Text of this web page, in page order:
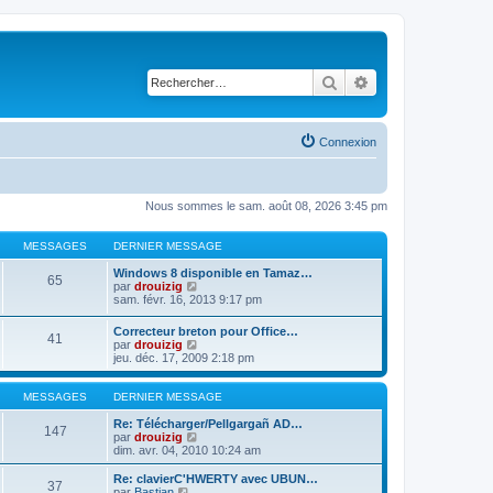
Rechercher
Connexion
Nous sommes le sam. août 08, 2026 3:45 pm
MESSAGES DERNIER MESSAGE
65
Windows 8 disponible en Tamaz…
par drouizig
o
u
l
t
e
r
l
d
e
r
n
i
sam. févr. 16, 2013 9:17 pm
41
Correcteur breton pour Office…
par drouizig
o
n
s
u
l
t
r
l
e
jeu. déc. 17, 2009 2:18 pm
MESSAGES DERNIER MESSAGE
147
Re: Télécharger/Pellgargañ AD…
par drouizig
o
n
s
dim. avr. 04, 2010 10:24 am
37
Re: clavierC'HWERTY avec UBUN…